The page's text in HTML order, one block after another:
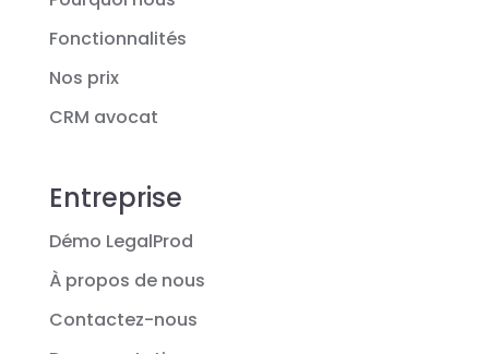
Fonctionnalités
Nos prix
CRM avocat
Entreprise
Démo LegalProd
À propos de nous
Contactez-nous